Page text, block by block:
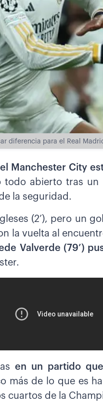
diferencia para el Real
Manchester City
todo abierto tras un
la seguridad.
(2’), pero un
la vuelta al
Valverde (79’)
en un partido
más de lo que es
cuartos de la